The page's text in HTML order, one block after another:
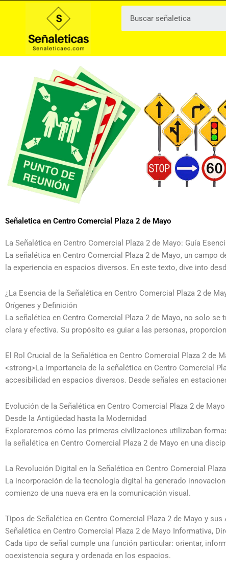
Señaletica en Centro Comercial Plaza 2 de Mayo
La Señalética en Centro Comercial Plaza 2 de Mayo: Guía
La señalética en Centro Comercial Plaza 2 de Mayo, un
la experiencia en espacios diversos. En este texto, dive into
¿La Esencia de la Señalética en Centro Comercial Plaza 2 de
Orígenes y Definición
La señalética en Centro Comercial Plaza 2 de Mayo, no solo
clara y efectiva. Su propósito es guiar a las personas,
El Rol Crucial de la Señalética en Centro Comercial Plaza 2 de
<strong>La importancia de la señalética en Centro Comercial
accesibilidad en espacios diversos. Desde señales en
Evolución de la Señalética en Centro Comercial Plaza 2 de Mayo
Desde la Antigüedad hasta la Modernidad
Exploraremos cómo las primeras civilizaciones utilizaban
la señalética en Centro Comercial Plaza 2 de Mayo en una
La Revolución Digital en la Señalética en Centro Comercial
La incorporación de la tecnología digital ha generado
comienzo de una nueva era en la comunicación visual.
Tipos de Señalética en Centro Comercial Plaza 2 de Mayo y sus
Señalética en Centro Comercial Plaza 2 de Mayo Informativa,
Cada tipo de señal cumple una función particular: orientar,
coexistencia segura y ordenada en los espacios.